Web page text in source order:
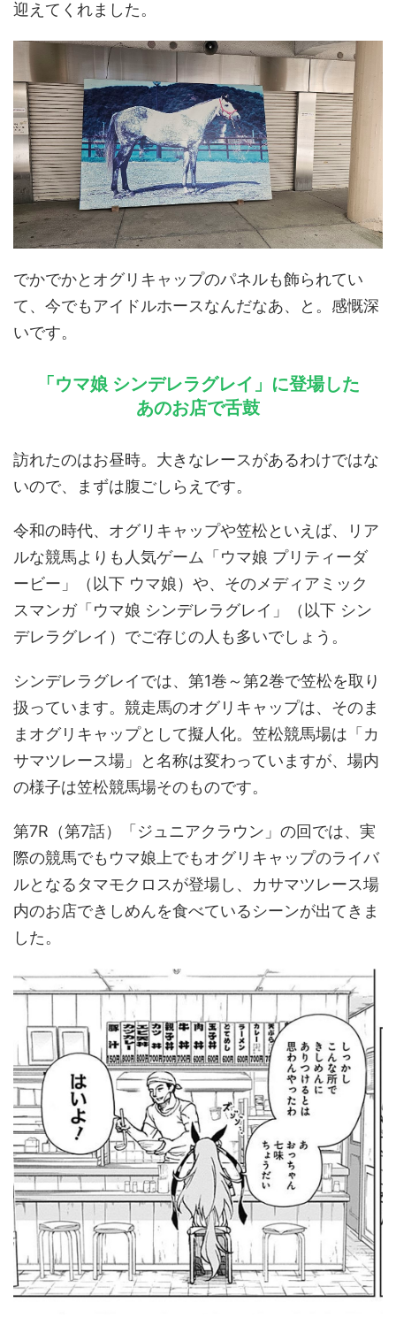
迎えてくれました。
でかでかとオグリキャップのパネルも飾られてい
て、今でもアイドルホースなんだなあ、と。感慨深
いです。
「ウマ娘 シンデレラグレイ」に登場した
あのお店で舌鼓
訪れたのはお昼時。大きなレースがあるわけではな
いので、まずは腹ごしらえです。
令和の時代、オグリキャップや笠松といえば、リア
ルな競馬よりも人気ゲーム「ウマ娘 プリティーダ
ービー」（以下 ウマ娘）や、そのメディアミック
スマンガ「ウマ娘 シンデレラグレイ」（以下 シン
デレラグレイ）でご存じの人も多いでしょう。
シンデレラグレイでは、第1巻～第2巻で笠松を取り
扱っています。競走馬のオグリキャップは、そのま
まオグリキャップとして擬人化。笠松競馬場は「カ
サマツレース場」と名称は変わっていますが、場内
の様子は笠松競馬場そのものです。
第7R（第7話）「ジュニアクラウン」の回では、実
際の競馬でもウマ娘上でもオグリキャップのライバ
ルとなるタマモクロスが登場し、カサマツレース場
内のお店できしめんを食べているシーンが出てきま
した。